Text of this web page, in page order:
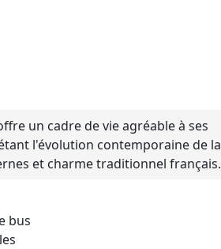
un cadre de vie agréable à ses
l'évolution contemporaine de la
et charme traditionnel français.
bus